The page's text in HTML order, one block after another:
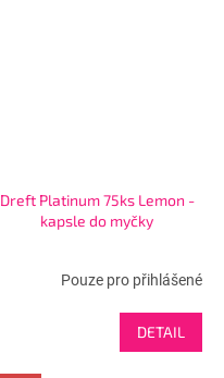
Dreft Platinum 75ks Lemon -
kapsle do myčky
Pouze pro přihlášené
DETAIL